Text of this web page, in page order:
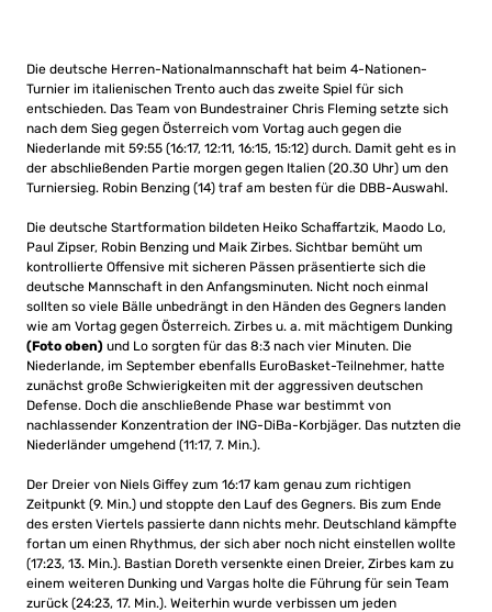
Die deutsche Herren-Nationalmannschaft hat beim 4-Nationen-
Turnier im italienischen Trento auch das zweite Spiel für sich
entschieden. Das Team von Bundestrainer Chris Fleming setzte sich
nach dem Sieg gegen Österreich vom Vortag auch gegen die
Niederlande mit 59:55 (16:17, 12:11, 16:15, 15:12) durch. Damit geht es in
der abschließenden Partie morgen gegen Italien (20.30 Uhr) um den
Turniersieg. Robin Benzing (14) traf am besten für die DBB-Auswahl.
Die deutsche Startformation bildeten Heiko Schaffartzik, Maodo Lo,
Paul Zipser, Robin Benzing und Maik Zirbes. Sichtbar bemüht um
kontrollierte Offensive mit sicheren Pässen präsentierte sich die
deutsche Mannschaft in den Anfangsminuten. Nicht noch einmal
sollten so viele Bälle unbedrängt in den Händen des Gegners landen
wie am Vortag gegen Österreich. Zirbes u. a. mit mächtigem Dunking
(Foto oben) und Lo sorgten für das 8:3 nach vier Minuten. Die
Niederlande, im September ebenfalls EuroBasket-Teilnehmer, hatte
zunächst große Schwierigkeiten mit der aggressiven deutschen
Defense. Doch die anschließende Phase war bestimmt von
nachlassender Konzentration der ING-DiBa-Korbjäger. Das nutzten die
Niederländer umgehend (11:17, 7. Min.).
Der Dreier von Niels Giffey zum 16:17 kam genau zum richtigen
Zeitpunkt (9. Min.) und stoppte den Lauf des Gegners. Bis zum Ende
des ersten Viertels passierte dann nichts mehr. Deutschland kämpfte
fortan um einen Rhythmus, der sich aber noch nicht einstellen wollte
(17:23, 13. Min.). Bastian Doreth versenkte einen Dreier, Zirbes kam zu
einem weiteren Dunking und Vargas holte die Führung für sein Team
zurück (24:23, 17. Min.). Weiterhin wurde verbissen um jeden